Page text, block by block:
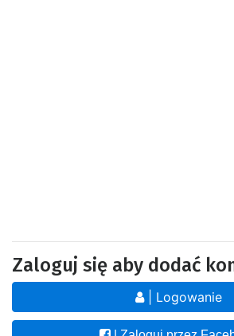
Zaloguj się aby dodać
| Logowanie